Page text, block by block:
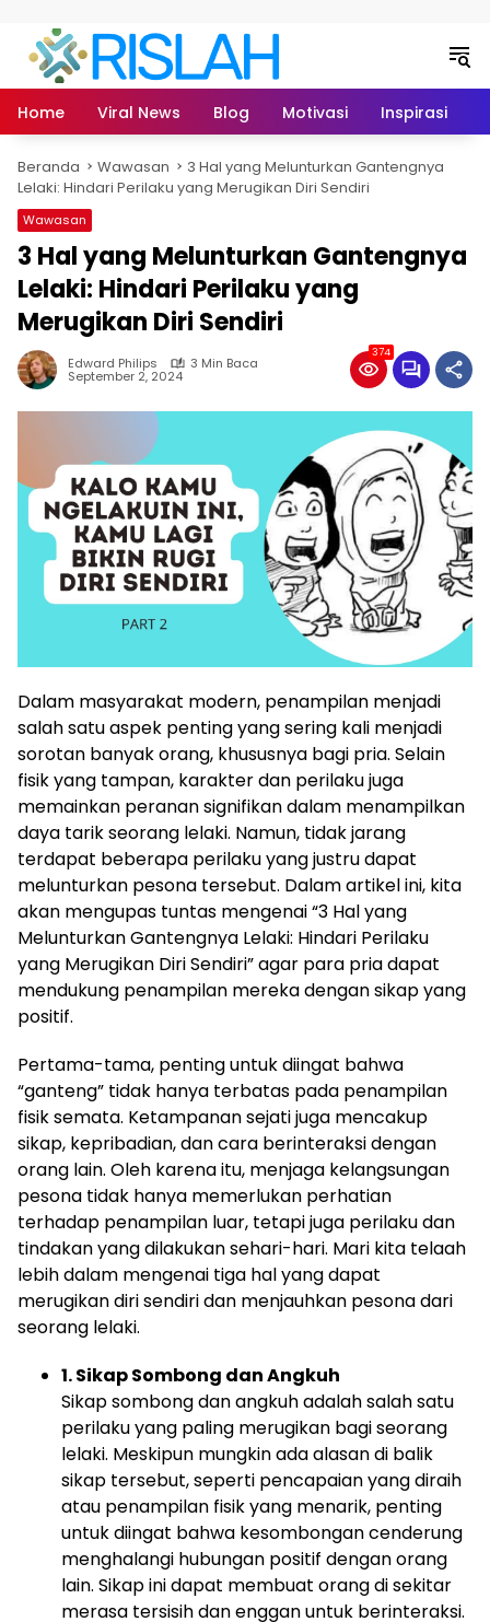
Home Viral News Blog Motivasi Inspirasi
Beranda Wawasan
3 Hal yang Melunturkan Gantengnya
Lelaki: Hindari Perilaku yang Merugikan Diri Sendiri
Wawasan
3 Hal yang Melunturkan Gantengnya
Lelaki: Hindari Perilaku yang
Merugikan Diri Sendiri
Edward Philips 3 Min Baca
September 2, 2024
374
Dalam masyarakat modern, penampilan menjadi
salah satu aspek penting yang sering kali menjadi
sorotan banyak orang, khususnya bagi pria. Selain
fisik yang tampan, karakter dan perilaku juga
memainkan peranan signifikan dalam menampilkan
daya tarik seorang lelaki. Namun, tidak jarang
terdapat beberapa perilaku yang justru dapat
melunturkan pesona tersebut. Dalam artikel ini, kita
akan mengupas tuntas mengenai “3 Hal yang
Melunturkan Gantengnya Lelaki: Hindari Perilaku
yang Merugikan Diri Sendiri” agar para pria dapat
mendukung penampilan mereka dengan sikap yang
positif.
Pertama-tama, penting untuk diingat bahwa
“ganteng” tidak hanya terbatas pada penampilan
fisik semata. Ketampanan sejati juga mencakup
sikap, kepribadian, dan cara berinteraksi dengan
orang lain. Oleh karena itu, menjaga kelangsungan
pesona tidak hanya memerlukan perhatian
terhadap penampilan luar, tetapi juga perilaku dan
tindakan yang dilakukan sehari-hari. Mari kita telaah
lebih dalam mengenai tiga hal yang dapat
merugikan diri sendiri dan menjauhkan pesona dari
seorang lelaki.
1. Sikap Sombong dan Angkuh
Sikap sombong dan angkuh adalah salah satu
perilaku yang paling merugikan bagi seorang
lelaki. Meskipun mungkin ada alasan di balik
sikap tersebut, seperti pencapaian yang diraih
atau penampilan fisik yang menarik, penting
untuk diingat bahwa kesombongan cenderung
menghalangi hubungan positif dengan orang
lain. Sikap ini dapat membuat orang di sekitar
merasa tersisih dan enggan untuk berinteraksi.